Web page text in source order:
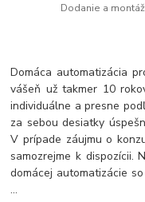
Dodanie a
Domáca automatizácia
vášeň už takmer 10
individuálne a presne
za sebou desiatky
V prípade záujmu o
samozrejme k dispozícii.
domácej automatizácie
...